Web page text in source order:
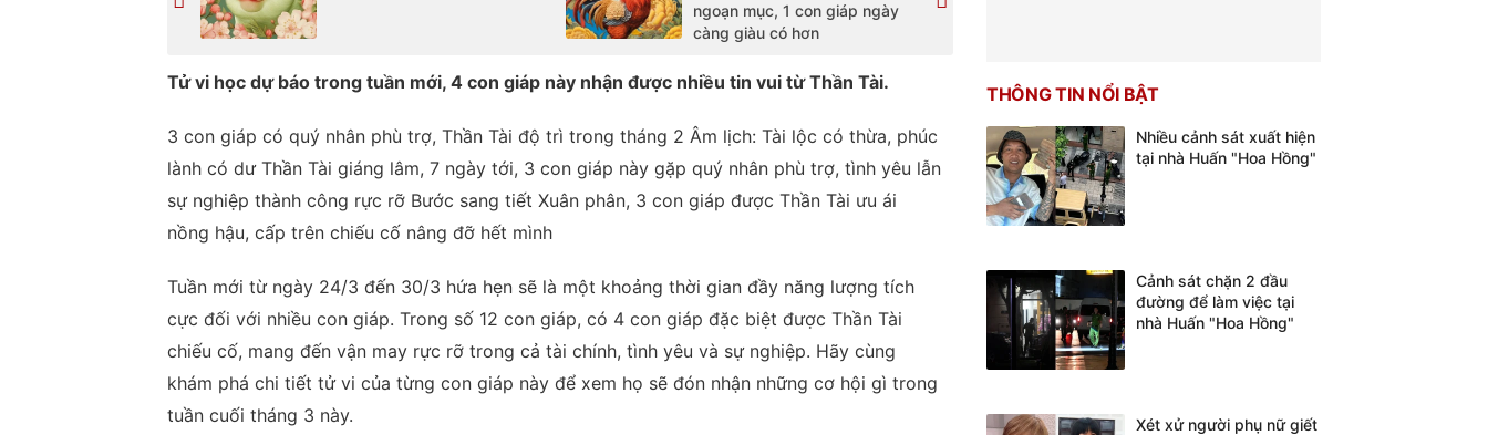
ngoạn mục, 1 con giáp ngày
càng giàu có hơn
Tử vi học dự báo trong tuần mới, 4 con giáp này nhận được nhiều tin vui từ Thần Tài.
3 con giáp có quý nhân phù trợ, Thần Tài độ trì trong tháng 2 Âm lịch: Tài lộc có thừa, phúc
lành có dư Thần Tài giáng lâm, 7 ngày tới, 3 con giáp này gặp quý nhân phù trợ, tình yêu lẫn
sự nghiệp thành công rực rỡ Bước sang tiết Xuân phân, 3 con giáp được Thần Tài ưu ái
nồng hậu, cấp trên chiếu cố nâng đỡ hết mình
Tuần mới từ ngày 24/3 đến 30/3 hứa hẹn sẽ là một khoảng thời gian đầy năng lượng tích
cực đối với nhiều con giáp. Trong số 12 con giáp, có 4 con giáp đặc biệt được Thần Tài
chiếu cố, mang đến vận may rực rỡ trong cả tài chính, tình yêu và sự nghiệp. Hãy cùng
khám phá chi tiết tử vi của từng con giáp này để xem họ sẽ đón nhận những cơ hội gì trong
tuần cuối tháng 3 này.
THÔNG TIN NỔI BẬT
Nhiều cảnh sát xuất hiện
tại nhà Huấn "Hoa Hồng"
Cảnh sát chặn 2 đầu
đường để làm việc tại
nhà Huấn "Hoa Hồng"
Xét xử người phụ nữ giết